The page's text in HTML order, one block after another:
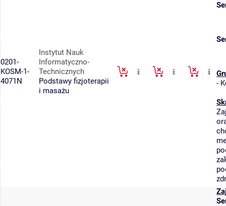
0201-
KOSM-1-
4071N
Instytut Nauk
Informatyczno-
Technicznych
Podstawy fizjoterapii
i masażu
-